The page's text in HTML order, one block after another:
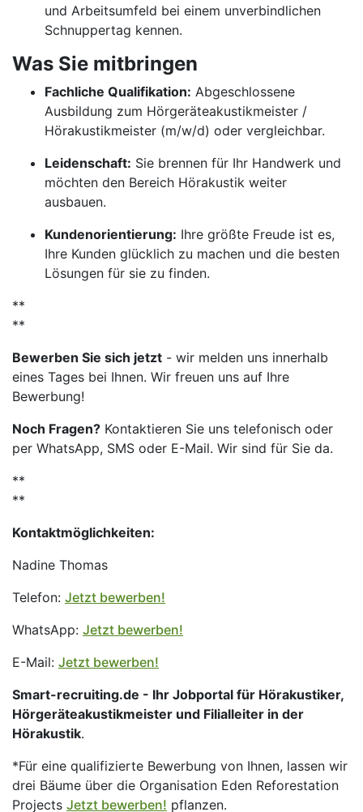
und Arbeitsumfeld bei einem unverbindlichen
Schnuppertag kennen.
Was Sie mitbringen
Fachliche Qualifikation: Abgeschlossene
Ausbildung zum Hörgeräteakustikmeister /
Hörakustikmeister (m/w/d) oder vergleichbar.
Leidenschaft: Sie brennen für Ihr Handwerk und
möchten den Bereich Hörakustik weiter
ausbauen.
Kundenorientierung: Ihre größte Freude ist es,
Ihre Kunden glücklich zu machen und die besten
Lösungen für sie zu finden.
**
**
Bewerben Sie sich jetzt - wir melden uns innerhalb
eines Tages bei Ihnen. Wir freuen uns auf Ihre
Bewerbung!
Noch Fragen? Kontaktieren Sie uns telefonisch oder
per WhatsApp, SMS oder E-Mail. Wir sind für Sie da.
**
**
Kontaktmöglichkeiten:
Nadine Thomas
Telefon: Jetzt bewerben!
WhatsApp: Jetzt bewerben!
E-Mail: Jetzt bewerben!
Smart-recruiting.de - Ihr Jobportal für Hörakustiker,
Hörgeräteakustikmeister und Filialleiter in der
Hörakustik.
*Für eine qualifizierte Bewerbung von Ihnen, lassen wir
drei Bäume über die Organisation Eden Reforestation
Projects Jetzt bewerben! pflanzen.